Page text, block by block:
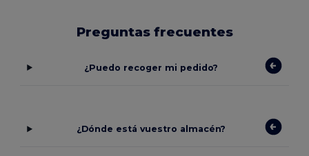
Preguntas frecuentes
¿Puedo recoger mi pedido?
¿Dónde está vuestro almacén?